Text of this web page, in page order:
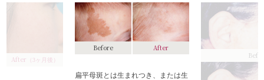
After （3ヶ月後）
Before After
扁平母斑とは生まれつき、または生